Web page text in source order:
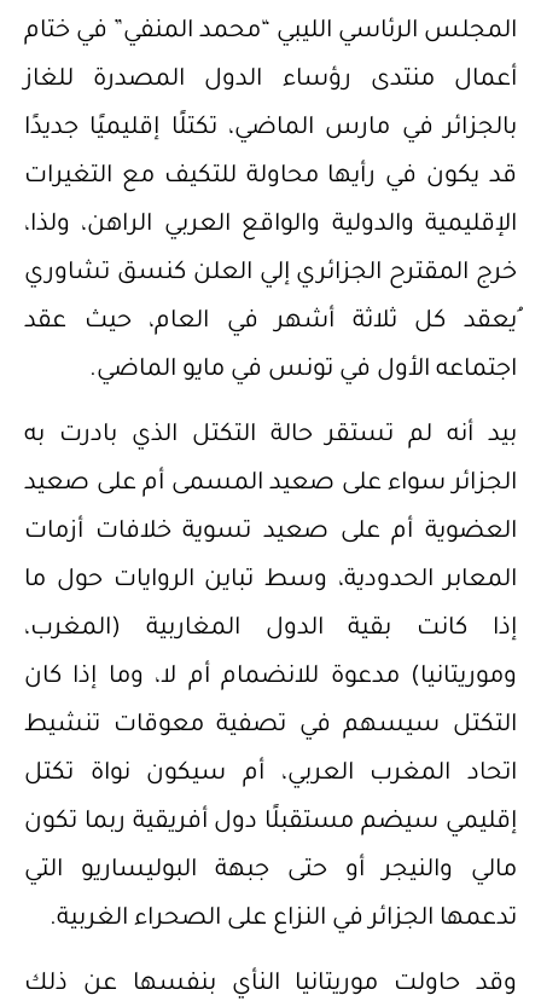
المجلس الرئاسي الليبي “محمد المنفي” في ختام
أعمال منتدى رؤساء الدول المصدرة للغاز
بالجزائر في مارس الماضي، تكتلًا إقليميًا جديدًا
قد يكون في رأيها محاولة للتكيف مع التغيرات
الإقليمية والدولية والواقع العربي الراهن، ولذا،
خرج المقترح الجزائري إلي العلن كنسق تشاوري
ُيعقد كل ثلاثة أشهر في العام، حيث عقد
اجتماعه الأول في تونس في مايو الماضي.
بيد أنه لم تستقر حالة التكتل الذي بادرت به
الجزائر سواء على صعيد المسمى أم على صعيد
العضوية أم على صعيد تسوية خلافات أزمات
المعابر الحدودية، وسط تباين الروايات حول ما
إذا كانت بقية الدول المغاربية (المغرب،
وموريتانيا) مدعوة للانضمام أم لا، وما إذا كان
التكتل سيسهم في تصفية معوقات تنشيط
اتحاد المغرب العربي، أم سيكون نواة تكتل
إقليمي سيضم مستقبلًا دول أفريقية ربما تكون
مالي والنيجر أو حتى جبهة البوليساريو التي
تدعمها الجزائر في النزاع على الصحراء الغربية.
وقد حاولت موريتانيا النأي بنفسها عن ذلك